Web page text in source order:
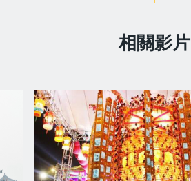
相關影片